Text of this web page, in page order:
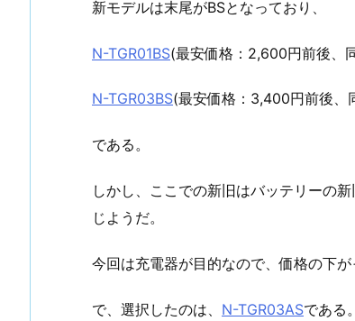
新モデルは末尾がBSとなっており、
N-TGR01BS(最安価格：2,600円前後、
N-TGR03BS(最安価格：3,400円前後、
である。
しかし、ここでの新旧はバッテリーの新
じようだ。
今回は充電器が目的なので、価格の下が
で、選択したのは、 N-TGR03ASである。